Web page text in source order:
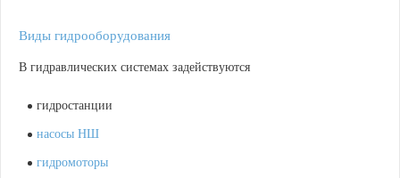
Виды гидрооборудования
В гидравлических системах задействуются
гидростанции
насосы НШ
гидромоторы